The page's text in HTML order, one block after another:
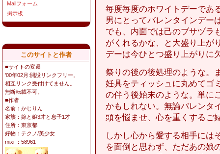
毎度毎度のホワイトデーであ
男にとってバレンタインデー
でも、内面では己のブサヅラ
がくれるかな、と大盛り上が
デーは今ひとつ盛り上がりに
祭りの後の後処理のような。
妊具をティッシュに丸めてゴ
の伴う後始末のような。単に
かもしれない。無論バレンタ
頭を悩ませ、心を重くするご
しかし心から愛する相手には
を面倒と思わず、ただあの娘
Mailフォーム
掲示板
このサイトと作者
■サイトの変遷
'00年02月:開設リンクフリー。
相互リンク受付けてません。
無断転載不可。
■作者
名前：かじりん
家族：嫁と娘3才と息子1才
住所：東京都
好物：テクノ/美少女
mixi ：58961